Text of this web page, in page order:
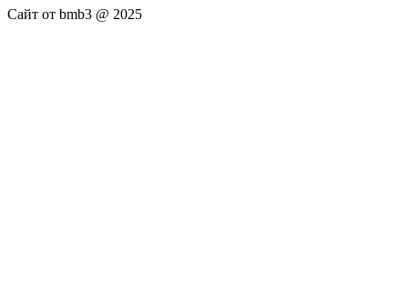
Сайт от bmb3 @ 2025